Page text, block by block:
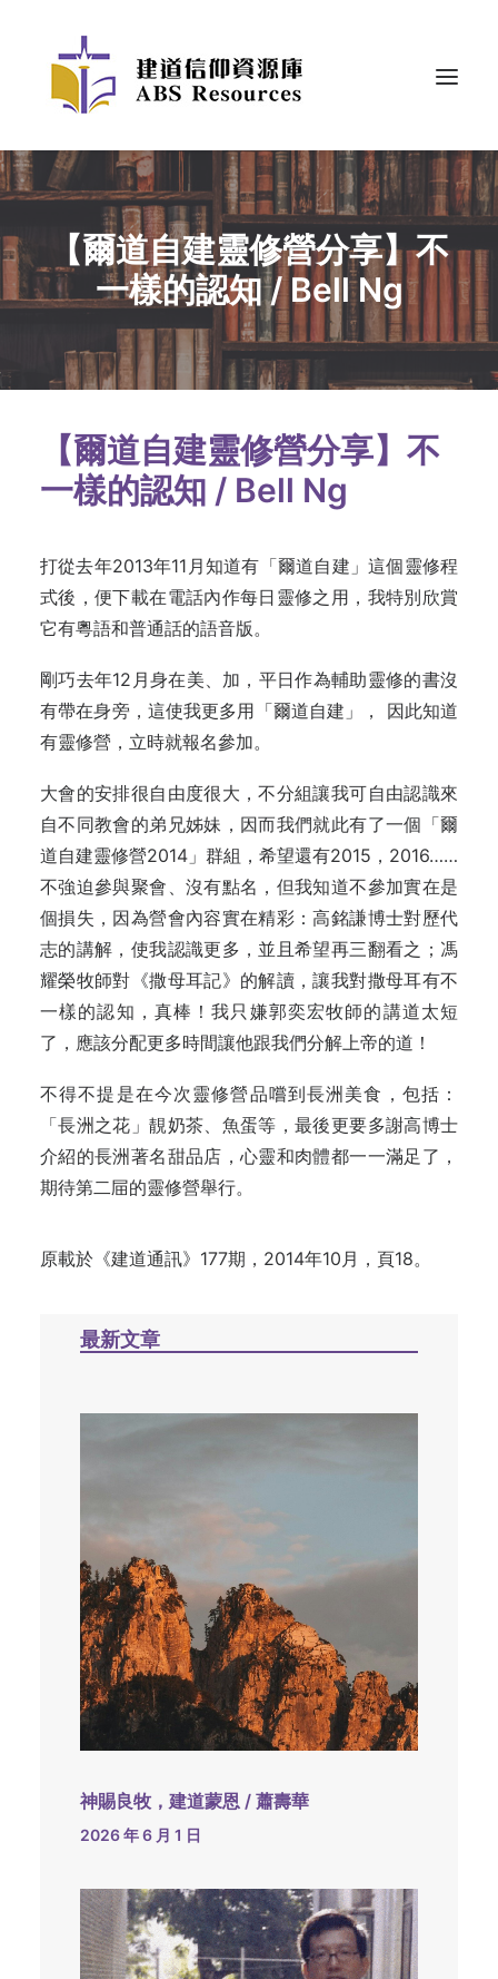
【爾道自建靈修營分享】不
一樣的認知 / Bell Ng
【爾道自建靈修營分享】不
一樣的認知 / Bell Ng
打從去年2013年11月知道有「爾道自建」這個靈修程
式後，便下載在電話內作每日靈修之用，我特別欣賞
它有粵語和普通話的語音版。
剛巧去年12月身在美、加，平日作為輔助靈修的書沒
有帶在身旁，這使我更多用「爾道自建」， 因此知道
有靈修營，立時就報名參加。
大會的安排很自由度很大，不分組讓我可自由認識來
自不同教會的弟兄姊妹，因而我們就此有了一個 「爾
道自建靈修營2014 」 群組，希望還有2015，2016……
不強迫參與聚會 、 沒有點名，但我知道不參加實在是
個損失，因為營會內容實在精彩：高銘謙博士對歷代
志的講解，使我認識更多，並且希望再三翻看之；馮
耀榮牧師對《撒母耳記》的解讀，讓我對撒母耳有不
一樣的認知，真棒！我只嫌郭奕宏牧師的講道太短
了，應該分配更多時間讓他跟我們分解上帝的道！
不得不提是在今次靈修營品嚐到長洲美食，包括：
「長洲之花」靚奶茶、魚蛋等，最後更要多謝高博士
介紹的長洲著名甜品店，心靈和肉體都一一滿足了，
期待第二屇的靈修營舉行。
原載於《建道通訊》177期，2014年10月，頁18。
最新文章
神賜良牧，建道蒙恩 / 蕭壽華
2026 年 6 月 1 日